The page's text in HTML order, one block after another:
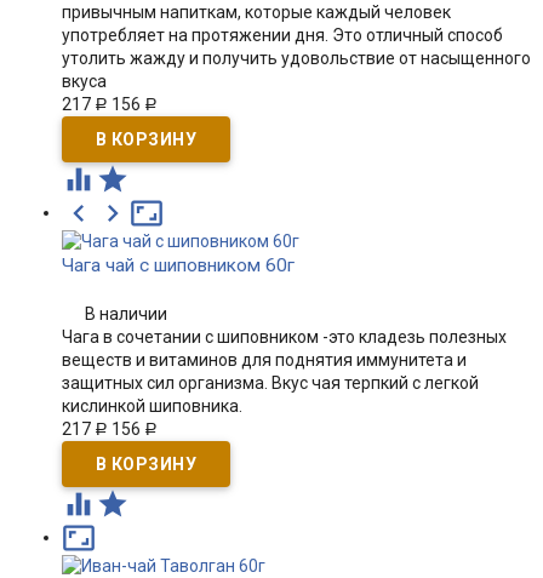
привычным напиткам, которые каждый человек
употребляет на протяжении дня. Это отличный способ
утолить жажду и получить удовольствие от насыщенного
вкуса
217 Р 156 Р
 

 
Чага чай с шиповником 60г
В наличии
Чага в сочетании с шиповником -это кладезь полезных
веществ и витаминов для поднятия иммунитета и
защитных сил организма. Вкус чая терпкий с легкой
кислинкой шиповника.
217 Р 156 Р
 
